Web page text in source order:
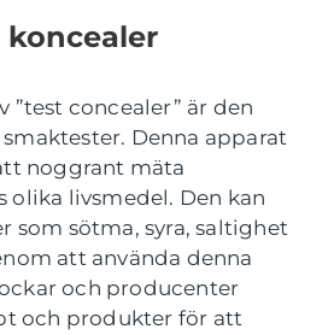
”test concealer” är den
Denna apparat
noggrant mäta
olika livsmedel. Den kan
som sötma, syra, saltighet
att använda denna
och producenter
och produkter för att